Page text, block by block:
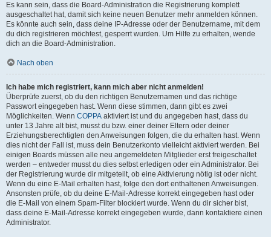
Es kann sein, dass die Board-Administration die Registrierung komplett
ausgeschaltet hat, damit sich keine neuen Benutzer mehr anmelden können.
Es könnte auch sein, dass deine IP-Adresse oder der Benutzername, mit dem
du dich registrieren möchtest, gesperrt wurden. Um Hilfe zu erhalten, wende
dich an die Board-Administration.
Nach oben
Ich habe mich registriert, kann mich aber nicht anmelden!
Überprüfe zuerst, ob du den richtigen Benutzernamen und das richtige
Passwort eingegeben hast. Wenn diese stimmen, dann gibt es zwei
Möglichkeiten. Wenn COPPA aktiviert ist und du angegeben hast, dass du
unter 13 Jahre alt bist, musst du bzw. einer deiner Eltern oder deiner
Erziehungsberechtigten den Anweisungen folgen, die du erhalten hast. Wenn
dies nicht der Fall ist, muss dein Benutzerkonto vielleicht aktiviert werden. Bei
einigen Boards müssen alle neu angemeldeten Mitglieder erst freigeschaltet
werden – entweder musst du dies selbst erledigen oder ein Administrator. Bei
der Registrierung wurde dir mitgeteilt, ob eine Aktivierung nötig ist oder nicht.
Wenn du eine E-Mail erhalten hast, folge den dort enthaltenen Anweisungen.
Ansonsten prüfe, ob du deine E-Mail-Adresse korrekt eingegeben hast oder
die E-Mail von einem Spam-Filter blockiert wurde. Wenn du dir sicher bist,
dass deine E-Mail-Adresse korrekt eingegeben wurde, dann kontaktiere einen
Administrator.